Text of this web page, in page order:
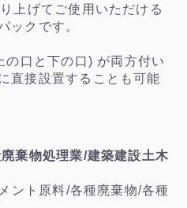
上げてご使用いただける
ックです。
の口と下の口) が両方付い
直接設置することも可能
棄物処理業/建築建設土木
ント原料/各種廃棄物/各種